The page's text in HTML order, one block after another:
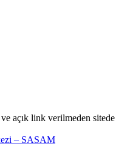
açık link verilmeden sitede
– SASAM